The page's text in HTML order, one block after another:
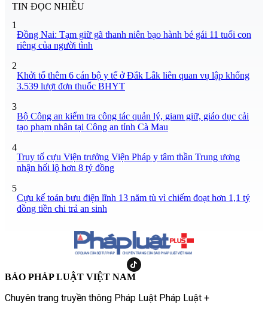
TIN ĐỌC NHIỀU
1
Đồng Nai: Tạm giữ gã thanh niên bạo hành bé gái 11 tuổi con
riêng của người tình
2
Khởi tố thêm 6 cán bộ y tế ở Đắk Lắk liên quan vụ lập khống
3.539 lượt đơn thuốc BHYT
3
Bộ Công an kiểm tra công tác quản lý, giam giữ, giáo dục cải
tạo phạm nhân tại Công an tỉnh Cà Mau
4
Truy tố cựu Viện trưởng Viện Pháp y tâm thần Trung ương
nhận hối lộ hơn 8 tỷ đồng
5
Cựu kế toán bưu điện lĩnh 13 năm tù vì chiếm đoạt hơn 1,1 tỷ
đồng tiền chi trả an sinh
BÁO PHÁP LUẬT VIỆT NAM
Chuyên trang truyền thông Pháp Luật Pháp Luật +